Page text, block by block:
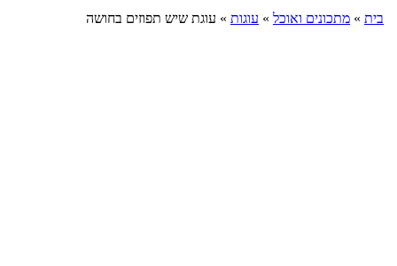
בית » מתכונים ואוכל » עוגות » עוגת שיש תפוזים בחושה